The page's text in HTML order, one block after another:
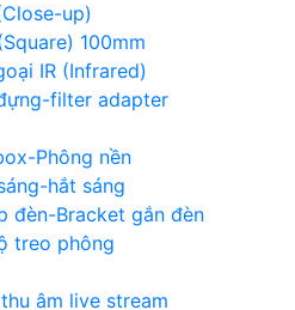
up)
100mm
IR (Infrared)
filter adapter
Phông nền
hắt sáng
đèn-Bracket gắn đèn
treo phông
âm live stream